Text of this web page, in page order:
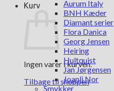
Kurv
Ingen varer i kurven.
Tilbage til shoppen
Aurum Italy
BNH Kæder
Diamant serier
Flora Danica
Georg Jensen
Heiring
Hultquist
Jan Jørgensen
Joanli Nor
Smykker